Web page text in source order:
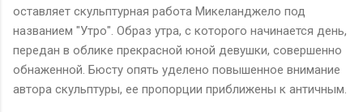
оставляет скульптурная работа Микеланджело под
названием "Утро". Образ утра, с которого начинается день,
передан в облике прекрасной юной девушки, совершенно
обнаженной. Бюсту опять уделено повышенное внимание
автора скульптуры, ее пропорции приближены к античным.